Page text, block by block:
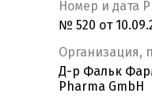
Номер и дата
№ 520 от
Организация,
Д-р Фальк
Pharma GmbH